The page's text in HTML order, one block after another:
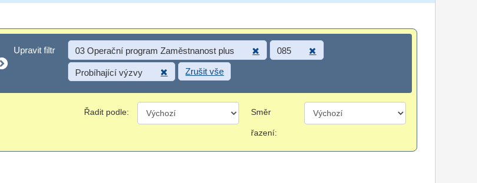
Upravit filtr
Upravit filtr 03 Operační program Zaměstnanost plus 085
Probíhající výzvy Zrušit vše
Řadit podle: Směr
řazení: